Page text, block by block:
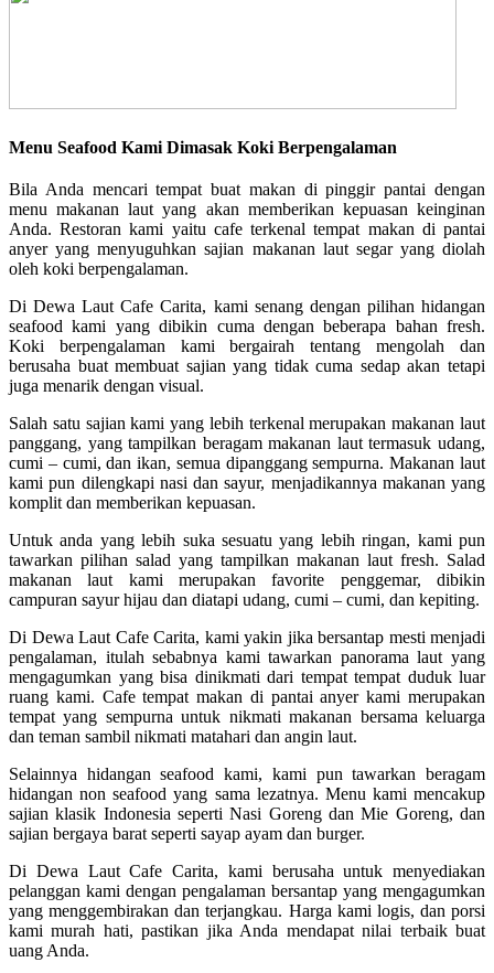
Menu Seafood Kami Dimasak Koki Berpengalaman
Bila Anda mencari tempat buat makan di pinggir pantai dengan
menu makanan laut yang akan memberikan kepuasan keinginan
Anda. Restoran kami yaitu cafe terkenal tempat makan di pantai
anyer yang menyuguhkan sajian makanan laut segar yang diolah
oleh koki berpengalaman.
Di Dewa Laut Cafe Carita, kami senang dengan pilihan hidangan
seafood kami yang dibikin cuma dengan beberapa bahan fresh.
Koki berpengalaman kami bergairah tentang mengolah dan
berusaha buat membuat sajian yang tidak cuma sedap akan tetapi
juga menarik dengan visual.
Salah satu sajian kami yang lebih terkenal merupakan makanan laut
panggang, yang tampilkan beragam makanan laut termasuk udang,
cumi – cumi, dan ikan, semua dipanggang sempurna. Makanan laut
kami pun dilengkapi nasi dan sayur, menjadikannya makanan yang
komplit dan memberikan kepuasan.
Untuk anda yang lebih suka sesuatu yang lebih ringan, kami pun
tawarkan pilihan salad yang tampilkan makanan laut fresh. Salad
makanan laut kami merupakan favorite penggemar, dibikin
campuran sayur hijau dan diatapi udang, cumi – cumi, dan kepiting.
Di Dewa Laut Cafe Carita, kami yakin jika bersantap mesti menjadi
pengalaman, itulah sebabnya kami tawarkan panorama laut yang
mengagumkan yang bisa dinikmati dari tempat tempat duduk luar
ruang kami. Cafe tempat makan di pantai anyer kami merupakan
tempat yang sempurna untuk nikmati makanan bersama keluarga
dan teman sambil nikmati matahari dan angin laut.
Selainnya hidangan seafood kami, kami pun tawarkan beragam
hidangan non seafood yang sama lezatnya. Menu kami mencakup
sajian klasik Indonesia seperti Nasi Goreng dan Mie Goreng, dan
sajian bergaya barat seperti sayap ayam dan burger.
Di Dewa Laut Cafe Carita, kami berusaha untuk menyediakan
pelanggan kami dengan pengalaman bersantap yang mengagumkan
yang menggembirakan dan terjangkau. Harga kami logis, dan porsi
kami murah hati, pastikan jika Anda mendapat nilai terbaik buat
uang Anda.